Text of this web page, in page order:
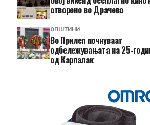
отворено во Драчево
ОПШТИНИ
Во Прилеп почнуваат
одбележувањата на 25-
од Карпалак